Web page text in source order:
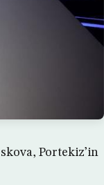
Portekiz’in